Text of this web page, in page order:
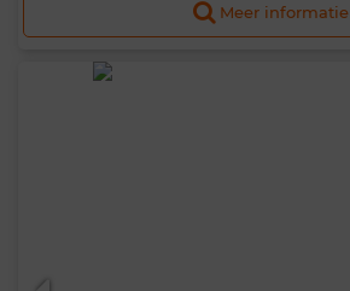
Meer informatie